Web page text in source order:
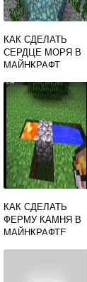
КАК СДЕЛАТЬ
СЕРДЦЕ МОРЯ В
МАЙНКРАФТ
КАК СДЕЛАТЬ
ФЕРМУ КАМНЯ В
МАЙНКРАФТЕ